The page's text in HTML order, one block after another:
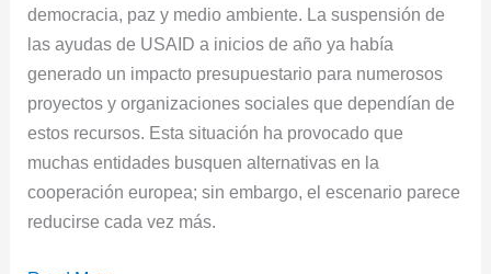
democracia, paz y medio ambiente. La suspensión de
las ayudas de USAID a inicios de año ya había
generado un impacto presupuestario para numerosos
proyectos y organizaciones sociales que dependían de
estos recursos. Esta situación ha provocado que
muchas entidades busquen alternativas en la
cooperación europea; sin embargo, el escenario parece
reducirse cada vez más.